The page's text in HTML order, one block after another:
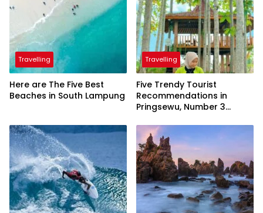
Travelling
Here are The Five Best
Beaches in South Lampung
Travelling
Five Trendy Tourist
Recommendations in
Pringsewu, Number 3
President